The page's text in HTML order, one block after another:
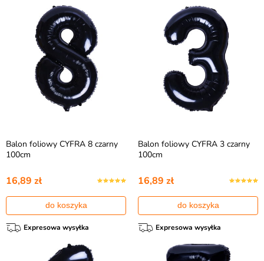
Balon foliowy CYFRA 8 czarny
100cm
16,89 zł
do koszyka
Expresowa wysyłka
Balon foliowy CYFRA 3 czarny
100cm
16,89 zł
do koszyka
Expresowa wysyłka